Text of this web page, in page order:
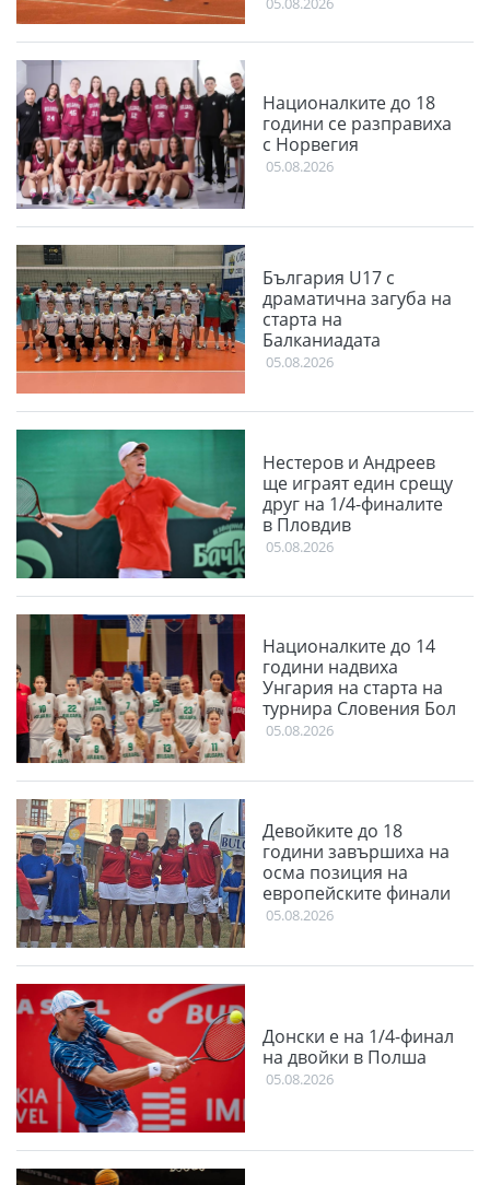
Националките до 18
години се разправиха
с Норвегия
05.08.2026
България U17 с
драматична загуба на
старта на
Балканиадата
05.08.2026
Нестеров и Андреев
ще играят един срещу
друг на 1/4-финалите
в Пловдив
05.08.2026
Националките до 14
години надвиха
Унгария на старта на
турнира Словения Бол
05.08.2026
Девойките до 18
години завършиха на
осма позиция на
европейските финали
05.08.2026
Донски е на 1/4-финал
на двойки в Полша
05.08.2026